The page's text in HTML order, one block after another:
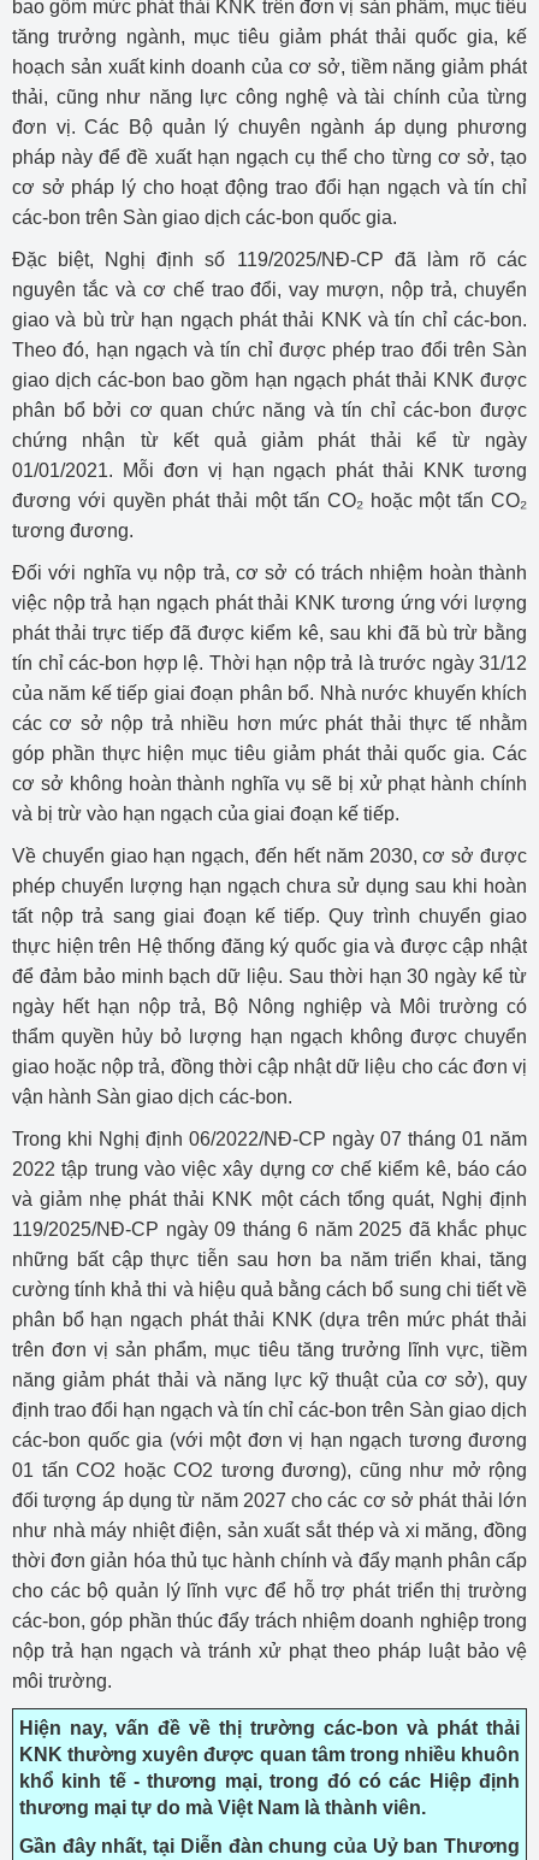
bao gồm mức phát thải KNK trên đơn vị sản phẩm, mục tiêu
tăng trưởng ngành, mục tiêu giảm phát thải quốc gia, kế
hoạch sản xuất kinh doanh của cơ sở, tiềm năng giảm phát
thải, cũng như năng lực công nghệ và tài chính của từng
đơn vị. Các Bộ quản lý chuyên ngành áp dụng phương
pháp này để đề xuất hạn ngạch cụ thể cho từng cơ sở, tạo
cơ sở pháp lý cho hoạt động trao đổi hạn ngạch và tín chỉ
các-bon trên Sàn giao dịch các-bon quốc gia.
Đặc biệt, Nghị định số 119/2025/NĐ-CP đã làm rõ các
nguyên tắc và cơ chế trao đổi, vay mượn, nộp trả, chuyển
giao và bù trừ hạn ngạch phát thải KNK và tín chỉ các-bon.
Theo đó, hạn ngạch và tín chỉ được phép trao đổi trên Sàn
giao dịch các-bon bao gồm hạn ngạch phát thải KNK được
phân bổ bởi cơ quan chức năng và tín chỉ các-bon được
chứng nhận từ kết quả giảm phát thải kể từ ngày
01/01/2021. Mỗi đơn vị hạn ngạch phát thải KNK tương
đương với quyền phát thải một tấn CO₂ hoặc một tấn CO₂
tương đương.
Đối với nghĩa vụ nộp trả, cơ sở có trách nhiệm hoàn thành
việc nộp trả hạn ngạch phát thải KNK tương ứng với lượng
phát thải trực tiếp đã được kiểm kê, sau khi đã bù trừ bằng
tín chỉ các-bon hợp lệ. Thời hạn nộp trả là trước ngày 31/12
của năm kế tiếp giai đoạn phân bổ. Nhà nước khuyến khích
các cơ sở nộp trả nhiều hơn mức phát thải thực tế nhằm
góp phần thực hiện mục tiêu giảm phát thải quốc gia. Các
cơ sở không hoàn thành nghĩa vụ sẽ bị xử phạt hành chính
và bị trừ vào hạn ngạch của giai đoạn kế tiếp.
Về chuyển giao hạn ngạch, đến hết năm 2030, cơ sở được
phép chuyển lượng hạn ngạch chưa sử dụng sau khi hoàn
tất nộp trả sang giai đoạn kế tiếp. Quy trình chuyển giao
thực hiện trên Hệ thống đăng ký quốc gia và được cập nhật
để đảm bảo minh bạch dữ liệu. Sau thời hạn 30 ngày kể từ
ngày hết hạn nộp trả, Bộ Nông nghiệp và Môi trường có
thẩm quyền hủy bỏ lượng hạn ngạch không được chuyển
giao hoặc nộp trả, đồng thời cập nhật dữ liệu cho các đơn vị
vận hành Sàn giao dịch các-bon.
Trong khi Nghị định 06/2022/NĐ-CP ngày 07 tháng 01 năm
2022 tập trung vào việc xây dựng cơ chế kiểm kê, báo cáo
và giảm nhẹ phát thải KNK một cách tổng quát, Nghị định
119/2025/NĐ-CP ngày 09 tháng 6 năm 2025 đã khắc phục
những bất cập thực tiễn sau hơn ba năm triển khai, tăng
cường tính khả thi và hiệu quả bằng cách bổ sung chi tiết về
phân bổ hạn ngạch phát thải KNK (dựa trên mức phát thải
trên đơn vị sản phẩm, mục tiêu tăng trưởng lĩnh vực, tiềm
năng giảm phát thải và năng lực kỹ thuật của cơ sở), quy
định trao đổi hạn ngạch và tín chỉ các-bon trên Sàn giao dịch
các-bon quốc gia (với một đơn vị hạn ngạch tương đương
01 tấn CO2 hoặc CO2 tương đương), cũng như mở rộng
đối tượng áp dụng từ năm 2027 cho các cơ sở phát thải lớn
như nhà máy nhiệt điện, sản xuất sắt thép và xi măng, đồng
thời đơn giản hóa thủ tục hành chính và đẩy mạnh phân cấp
cho các bộ quản lý lĩnh vực để hỗ trợ phát triển thị trường
các-bon, góp phần thúc đẩy trách nhiệm doanh nghiệp trong
nộp trả hạn ngạch và tránh xử phạt theo pháp luật bảo vệ
môi trường.
Hiện nay, vấn đề về thị trường các-bon và phát thải
KNK thường xuyên được quan tâm trong nhiều khuôn
khổ kinh tế - thương mại, trong đó có các Hiệp định
thương mại tự do mà Việt Nam là thành viên.
Gần đây nhất, tại Diễn đàn chung của Uỷ ban Thương